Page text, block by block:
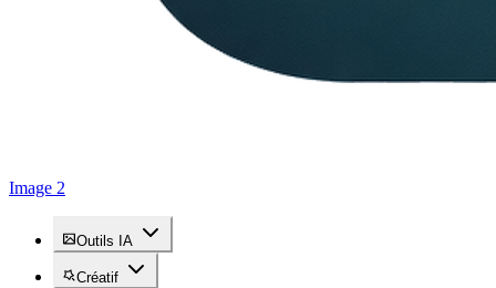
Image 2
Outils IA
Créatif